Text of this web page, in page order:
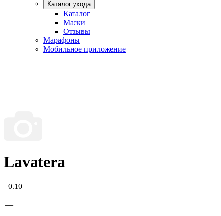
Каталог ухода
Каталог
Маски
Отзывы
Марафоны
Мобильное приложение
Lavatera
+0.10
—
—
—